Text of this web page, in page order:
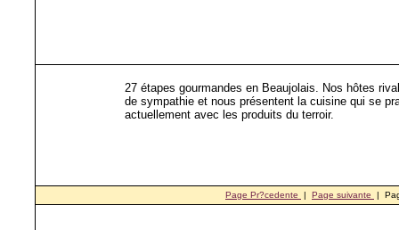
27 étapes gourmandes en Beaujolais. Nos hôtes
de sympathie et nous présentent la cuisine qui se
actuellement avec les produits du terroir.
Page Pr?cedente | Page suivante |